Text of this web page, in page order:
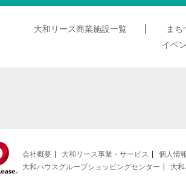
大和リース商業施設一覧 まち
イベ
会社概要 大和リース事業・サービス 個人情
大和ハウスグループショッピングセンター
大